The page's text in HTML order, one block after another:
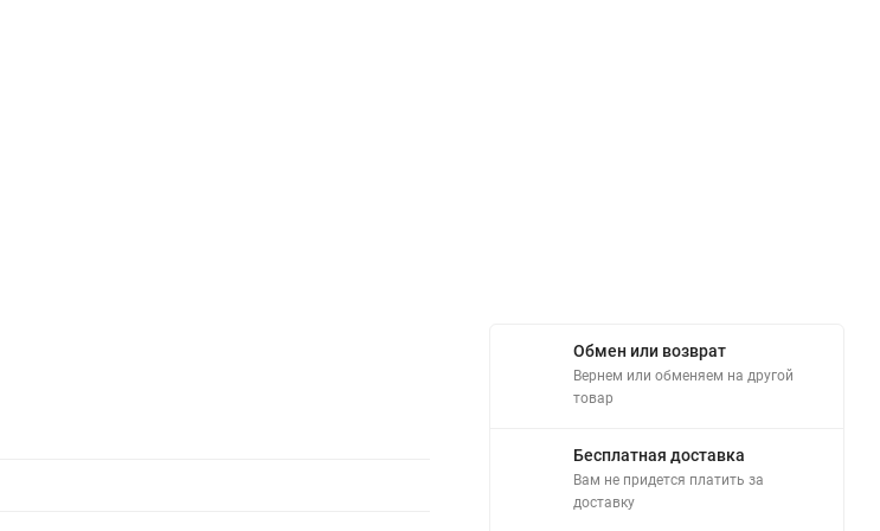
Обмен или возврат
Вернем или обменяем на другой
товар
Бесплатная доставка
Вам не придется платить за
доставку